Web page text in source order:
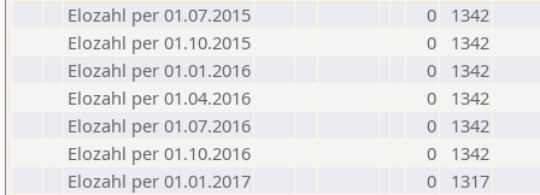
Elozahl per 01.07.2015
0
1342
Elozahl per 01.10.2015
0
1342
Elozahl per 01.01.2016
0
1342
Elozahl per 01.04.2016
0
1342
Elozahl per 01.07.2016
0
1342
Elozahl per 01.10.2016
0
1342
Elozahl per 01.01.2017
0
1317